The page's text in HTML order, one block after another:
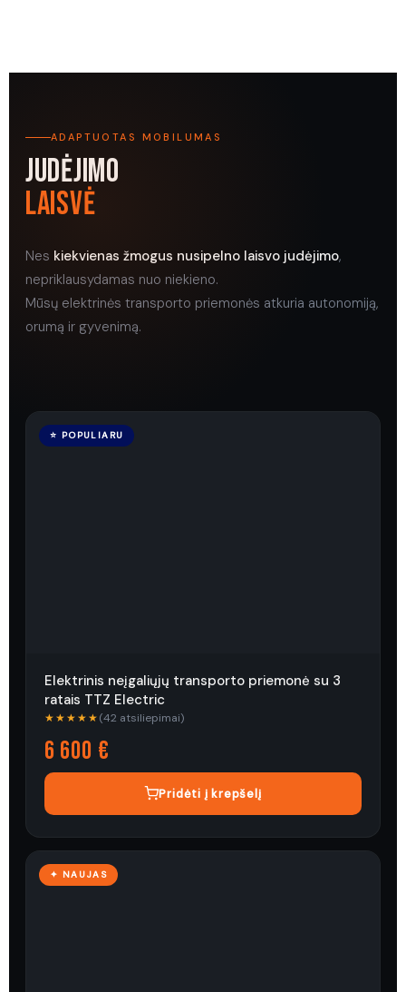
ADAPTUOTAS MOBILUMAS
JUDĖJIMO
LAISVĖ
Nes kiekvienas žmogus nusipelno laisvo judėjimo,
nepriklausydamas nuo niekieno.
Mūsų elektrinės transporto priemonės atkuria autonomiją,
orumą ir gyvenimą.
⭐ POPULIARU
Elektrinis neįgaliųjų transporto priemonė su 3
ratais TTZ Electric
★★★★★(42 atsiliepimai)
6 600 €
Pridėti į krepšelį
✦ NAUJAS